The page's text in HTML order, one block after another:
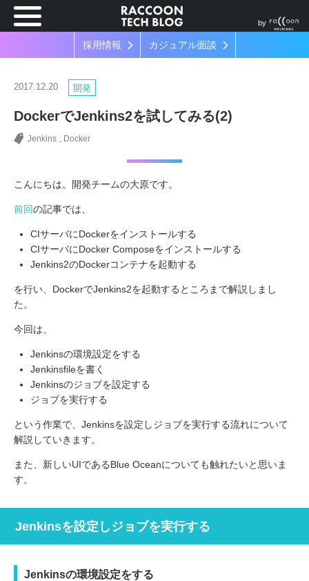
by
採用情報 カジュアル面談
2017.12.20 開発
DockerでJenkins2を試してみる(2)
Jenkins Docker
こんにちは。開発チームの大原です。
前回の記事では、
CIサーバにDockerをインストールする
CIサーバにDocker Composeをインストールする
Jenkins2のDockerコンテナを起動する
を行い、DockerでJenkins2を起動するところまで解説しまし
た。
今回は、
Jenkinsの環境設定をする
Jenkinsfileを書く
Jenkinsのジョブを設定する
ジョブを実行する
という作業で、Jenkinsを設定しジョブを実行する流れについて
解説していきます。
また、新しいUIであるBlue Oceanについても触れたいと思いま
す。
Jenkinsを設定しジョブを実行する
Jenkinsの環境設定をする